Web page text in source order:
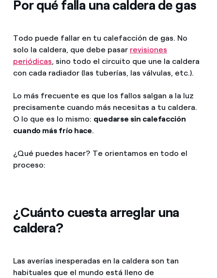
Por qué falla una caldera de gas
Todo puede fallar en tu calefacción de gas. No
solo la caldera, que debe pasar revisiones
periódicas, sino todo el circuito que une la caldera
con cada radiador (las tuberías, las válvulas, etc.).
Lo más frecuente es que los fallos salgan a la luz
precisamente cuando más necesitas a tu caldera.
O lo que es lo mismo: quedarse sin calefacción
cuando más frío hace.
¿Qué puedes hacer? Te orientamos en todo el
proceso:
¿Cuánto cuesta arreglar una
caldera?
Las averías inesperadas en la caldera son tan
habituales que el mundo está lleno de